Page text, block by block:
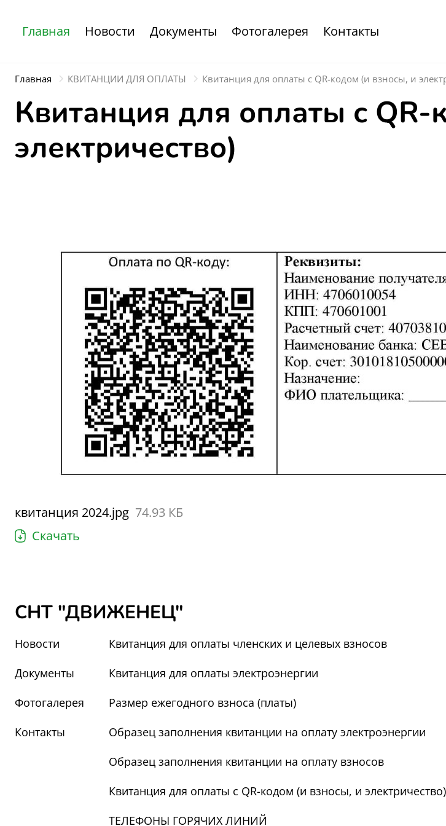
Главная Новости Документы Фотогалерея Контакты
Главная КВИТАНЦИИ ДЛЯ ОПЛАТЫ Квитанция для оплаты с QR-кодом (и взносы, и
Квитанция для оплаты с
электричество)
квитанция 2024.jpg 74.93 КБ
Скачать
СНТ "ДВИЖЕНЕЦ"
Новости
Документы
Фотогалерея
Контакты
Квитанция для оплаты членских и целевых взносов
Квитанция для оплаты электроэнергии
Размер ежегодного взноса (платы)
Образец заполнения квитанции на оплату электроэнергии
Образец заполнения квитанции на оплату взносов
Квитанция для оплаты с QR-кодом (и взносы, и электричество)
ТЕЛЕФОНЫ ГОРЯЧИХ ЛИНИЙ